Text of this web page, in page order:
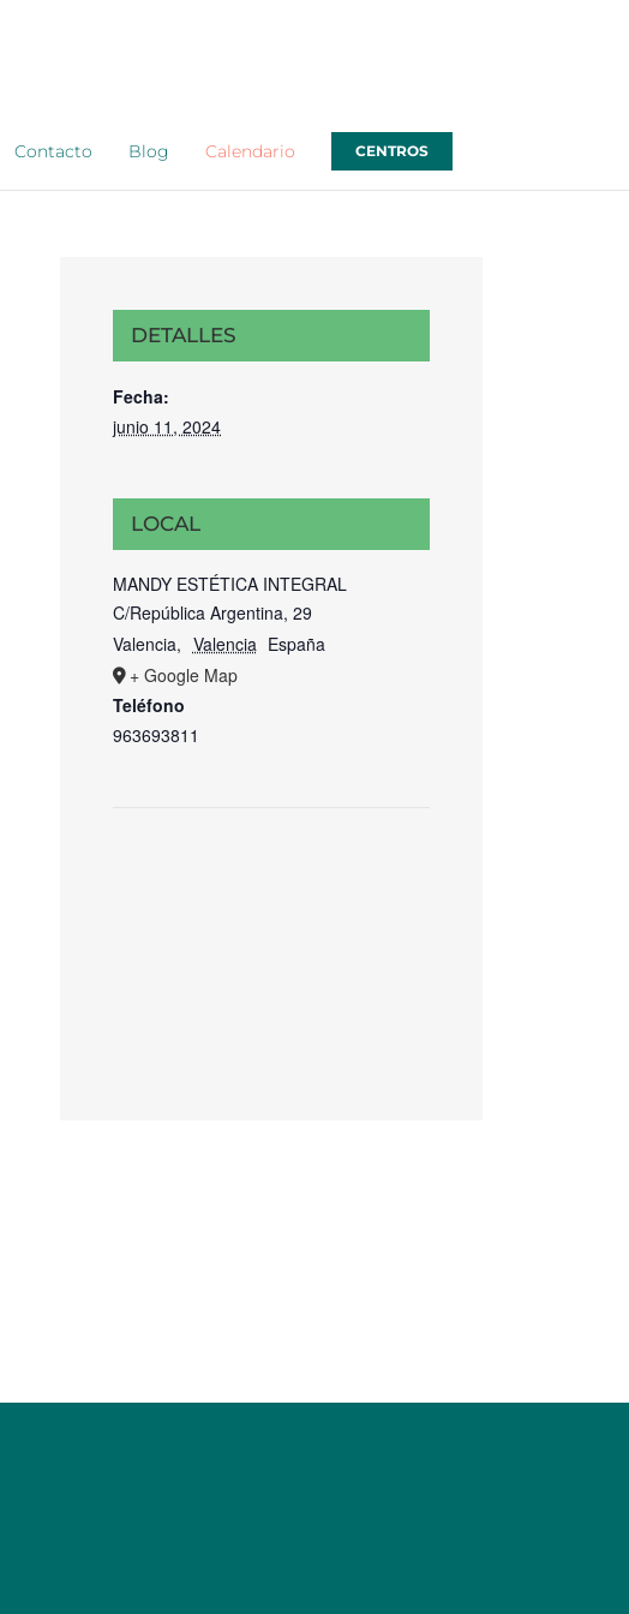
Contacto Blog Calendario CENTROS
DETALLES
Fecha:
junio 11, 2024
LOCAL
MANDY ESTÉTICA INTEGRAL
C/República Argentina, 29
Valencia, Valencia España
+ Google Map
Teléfono
963693811